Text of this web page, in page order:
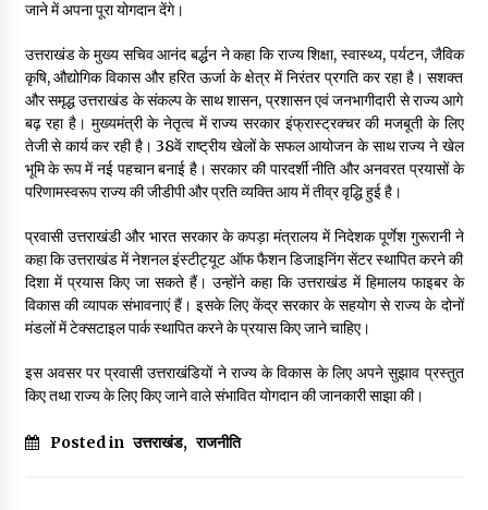
जाने में अपना पूरा योगदान देंगे।
उत्तराखंड के मुख्य सचिव आनंद बर्द्धन ने कहा कि राज्य शिक्षा, स्वास्थ्य, पर्यटन, जैविक
कृषि, औद्योगिक विकास और हरित ऊर्जा के क्षेत्र में निरंतर प्रगति कर रहा है। सशक्त
और समृद्ध उत्तराखंड के संकल्प के साथ शासन, प्रशासन एवं जनभागीदारी से राज्य आगे
बढ़ रहा है। मुख्यमंत्री के नेतृत्व में राज्य सरकार इंफ्रास्ट्रक्चर की मजबूती के लिए
तेजी से कार्य कर रही है। 38वें राष्ट्रीय खेलों के सफल आयोजन के साथ राज्य ने खेल
भूमि के रूप में नई पहचान बनाई है। सरकार की पारदर्शी नीति और अनवरत प्रयासों के
परिणामस्वरूप राज्य की जीडीपी और प्रति व्यक्ति आय में तीव्र वृद्धि हुई है।
प्रवासी उत्तराखंडी और भारत सरकार के कपड़ा मंत्रालय में निदेशक पूर्णेश गुरूरानी ने
कहा कि उत्तराखंड में नेशनल इंस्टीट्यूट ऑफ फैशन डिजाइनिंग सेंटर स्थापित करने की
दिशा में प्रयास किए जा सकते हैं। उन्होंने कहा कि उत्तराखंड में हिमालय फाइबर के
विकास की व्यापक संभावनाएं हैं। इसके लिए केंद्र सरकार के सहयोग से राज्य के दोनों
मंडलों में टेक्सटाइल पार्क स्थापित करने के प्रयास किए जाने चाहिए।
इस अवसर पर प्रवासी उत्तराखंडियों ने राज्य के विकास के लिए अपने सुझाव प्रस्तुत
किए तथा राज्य के लिए किए जाने वाले संभावित योगदान की जानकारी साझा की।
Posted in उत्तराखंड, राजनीति